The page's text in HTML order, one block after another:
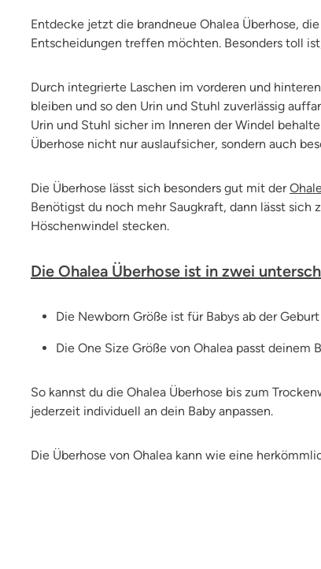
Entdecke jetzt die brandneue Ohalea Überhose,
Entscheidungen treffen möchten. Besonders toll
Durch integrierte Laschen im vorderen und
bleiben und so den Urin und Stuhl zuverlässig
Urin und Stuhl sicher im Inneren der Windel
Überhose nicht nur auslaufsicher, sondern auch
Die Überhose lässt sich besonders gut mit der
Benötigst du noch mehr Saugkraft, dann lässt
Höschenwindel stecken.
Die Ohalea Überhose ist in zwei
Die Newborn Größe ist für Babys ab der
Die One Size Größe von Ohalea passt deinem
So kannst du die Ohalea Überhose bis zum
jederzeit individuell an dein Baby anpassen.
Die Überhose von Ohalea kann wie eine